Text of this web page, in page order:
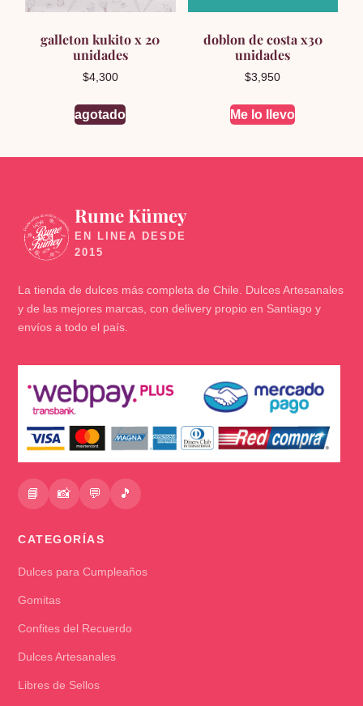
galleton kukito x 20
unidades
$4,300
agotado
doblon de costa x30
unidades
$3,950
Me lo llevo
🍬
Rume Kümey
La tienda de dulces más completa de Chile. Dulces Artesanales
y de las mejores marcas, con delivery propio en Santiago y
envíos a todo el país.
📘 📸 💬 🎵
CATEGORÍAS
Dulces para Cumpleaños
Gomitas
Confites del Recuerdo
Dulces Artesanales
Libres de Sellos